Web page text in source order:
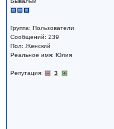
Группа: Пользователи
Сообщений: 239
Пол: Женский
Реальное имя: Юлия
Репутация: 3